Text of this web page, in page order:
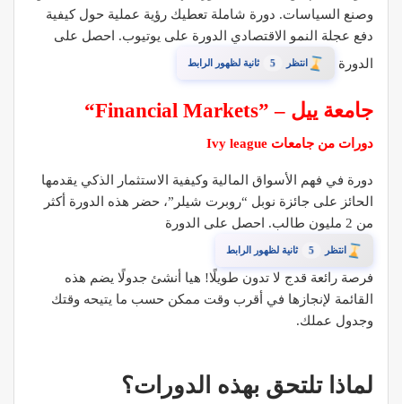
وصنع السياسات. دورة شاملة تعطيك رؤية عملية حول كيفية
دفع عجلة النمو الاقتصادي الدورة على يوتيوب. احصل على
الدورة
انتظر 4 ثانية لظهور الرابط
“Financial Markets” – جامعة ييل
دورات من جامعات Ivy league
دورة في فهم الأسواق المالية وكيفية الاستثمار الذكي يقدمها
الحائز على جائزة نوبل “روبرت شيلر”، حضر هذه الدورة أكثر
من 2 مليون طالب. احصل على الدورة
انتظر 4 ثانية لظهور الرابط
فرصة رائعة قدج لا تدون طويلًا! هيا أنشئ جدولًا يضم هذه
القائمة لإنجازها في أقرب وقت ممكن حسب ما يتيحه وقتك
وجدول عملك.
لماذا تلتحق بهذه الدورات؟